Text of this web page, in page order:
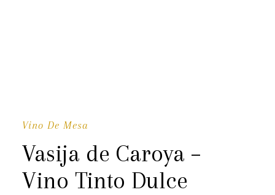
Vino De Mesa
Vasija de Caroya –
Vino Tinto Dulce